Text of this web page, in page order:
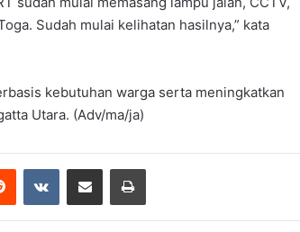
Sudah mulai kelihatan hasilnya,” kata
kebutuhan warga serta meningkatkan
Utara. (Adv/ma/ja)
Reddit VKontakteShare via Email Print